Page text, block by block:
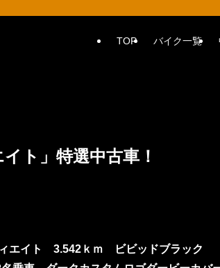
TOP バイク一覧
ト」特選中古車！
エイト 3.542ｋｍ ビビッドブラック